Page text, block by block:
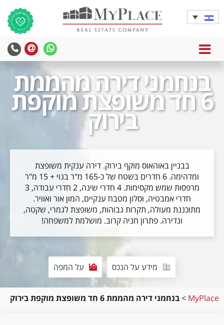
MENU
בנחמני דירה מהממת
6 חד משופצת מוקפת
בירוק
בבניין באוהאוס מוקף בירוק. דירה ענקית משופצת
ומדהימה. 6 חדרים בשטח של כ-165 מ"ר בנוי + 15 מ"ר
מרפסות שמש מקסימות. 4 חדרי שינה, 2 חדרי עבודה, 3
חדרי אמבטיה, וסלון מטבח ענקיים, המון אור ואוויר.
מתוכננת מעולה, תקרות גבוהות, משופצת לגמרי, שקטה,
ונדירה. פתרון חניה קרוב. מושלמת למשפחה!
מידע על הנכס על המפה
MyPlace
>בנחמני דירה מהממת 6 חד משופצת מוקפת בירוק